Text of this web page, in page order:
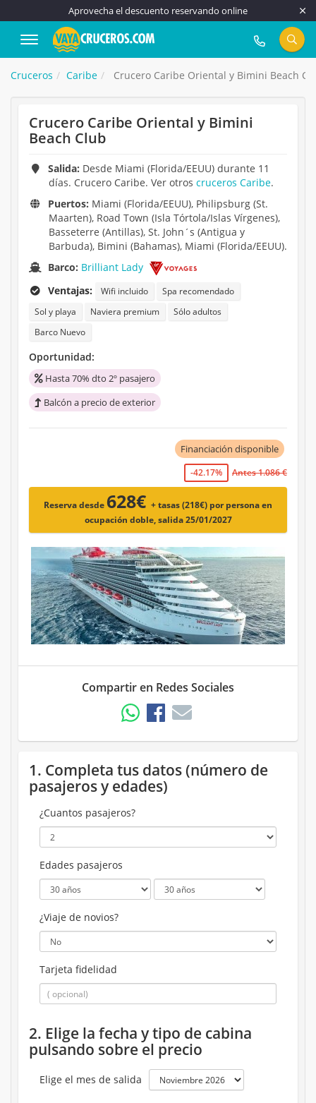
Aprovecha el descuento reservando online
917 815 555
Cruceros Caribe Crucero Caribe Oriental y Bimini Beach
Crucero Caribe Oriental y Bimini
Beach Club
Salida: Desde Miami (Florida/EEUU) durante 11
días. Crucero Caribe. Ver otros cruceros Caribe.
Puertos: Miami (Florida/EEUU), Philipsburg (St.
Maarten), Road Town (Isla Tórtola/Islas Vírgenes),
Basseterre (Antillas), St. John´s (Antigua y
Barbuda), Bimini (Bahamas), Miami (Florida/EEUU).
Barco: Brilliant Lady
Ventajas:
Wifi incluido
Spa recomendado
Sol y playa
Naviera premium
Sólo adultos
Barco Nuevo
Oportunidad:
Hasta 70% dto 2º pasajero
Balcón a precio de exterior
Financiación disponible
-42.17% Antes 1.086 €
Reserva desde 628€ + tasas (218€) por persona en
ocupación doble, salida 25/01/2027
Compartir en Redes Sociales
1. Completa tus datos (número de
pasajeros y edades)
¿Cuantos pasajeros?
Edades pasajeros
¿Viaje de novios?
Tarjeta fidelidad
2. Elige la fecha y tipo de cabina
pulsando sobre el precio
Elige el mes de salida